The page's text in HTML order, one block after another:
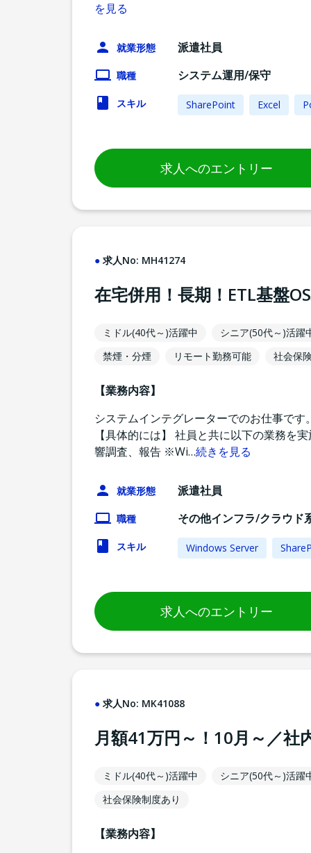
を見る
就業形態 派遣社員
職種 システム運用/保守
スキル SharePoint Excel
求人へのエントリー
求人No: MH41274
在宅併用！長期！ETL基盤
ミドル(40代～)活躍中
シニア(50代～)活躍
禁煙・分煙
リモート勤務可能 社会保
【業務内容】
システムインテグレーターでのお仕事で
【具体的には】 社員と共に以下の業務を
響調査、報告 ※Wi…続きを見る
就業形態 派遣社員
職種 その他インフラ/クラウド
スキル Windows Server
求人へのエントリー
求人No: MK41088
月額41万円～！10月～／
ミドル(40代～)活躍中
シニア(50代～)活躍
社会保険制度あり
【業務内容】